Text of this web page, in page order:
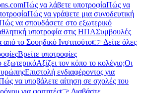
Πώς να λάβετε υποτροφίαΠώς να
Πώς να γράψετε μια συνοδευτική
να σπουδάσετε στο εξωτερικό
υποτροφία στις ΗΠΑΣυμβουλές
το Σουηδικό Ινστιτούτο👉 Δείτε όλες
Βρείτε υποτροφίες
Αξίζει τον κόπο το κολέγιο;Οι
Επιστολή ενδιαφέροντος για
να υποβάλετε αίτηση σε σχολές του
για φοιτητές👉 Διαβάστε